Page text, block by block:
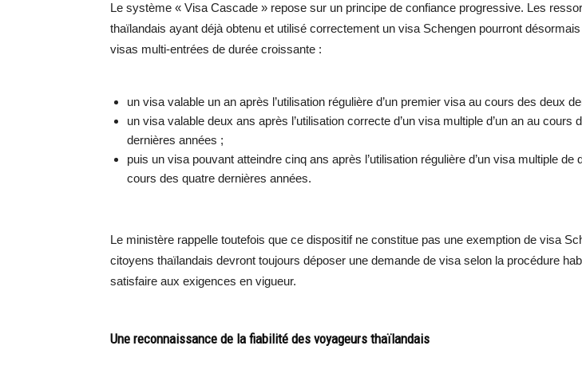
Le système « Visa Cascade » repose sur un principe de confiance progressive. Les
thaïlandais ayant déjà obtenu et utilisé correctement un visa Schengen pourront
visas multi-entrées de durée croissante :
un visa valable un an après l’utilisation régulière d’un premier visa au cours des deux
un visa valable deux ans après l’utilisation correcte d’un visa multiple d’un an au cours
dernières années ;
puis un visa pouvant atteindre cinq ans après l’utilisation régulière d’un visa multiple de
cours des quatre dernières années.
Le ministère rappelle toutefois que ce dispositif ne constitue pas une exemption de visa
citoyens thaïlandais devront toujours déposer une demande de visa selon la procédure
satisfaire aux exigences en vigueur.
Une reconnaissance de la fiabilité des voyageurs thaïlandais